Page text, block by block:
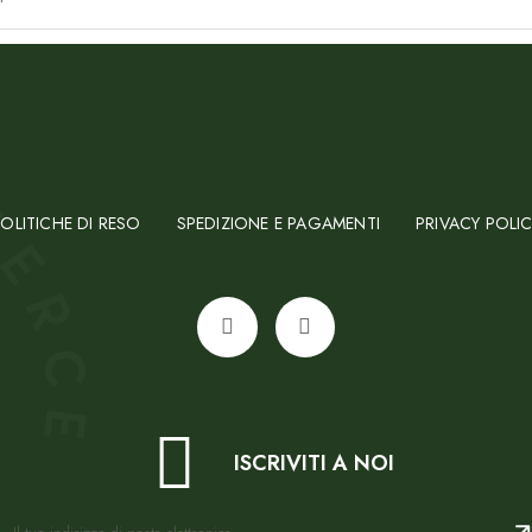
DI RESO SPEDIZIONE E PAGAMENTI PRIVACY
ISCRIVITI A NOI